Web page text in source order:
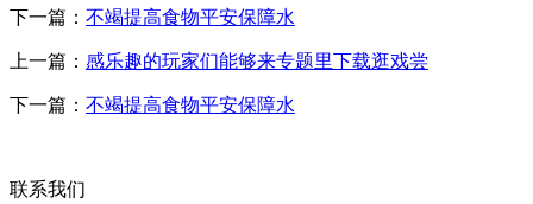
下一篇： 不竭提高食物平安保障水
上一篇： 感乐趣的玩家们能够来专题里下载逛戏尝
下一篇： 不竭提高食物平安保障水
联系我们